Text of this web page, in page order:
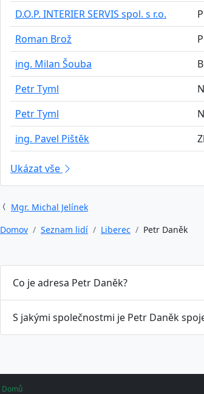
D.O.P. INTERIER SERVIS spol. s r.o.
Roman Brož
ing. Milan Šouba
Petr Tyml
Petr Tyml
ing. Pavel Pištěk
Ukázat vše
Mgr. Michal Jelínek
Domov
Seznam lidí Liberec Petr Daněk
Co je adresa Petr Daněk?
S jakými společnostmi je Petr Daněk
Domů